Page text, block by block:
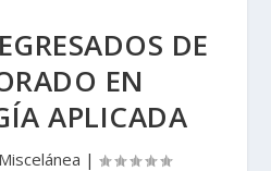
DE
EN
APLICADA
Miscelánea |